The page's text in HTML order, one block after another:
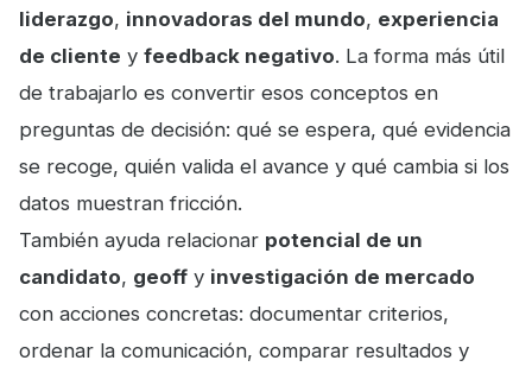
liderazgo, innovadoras del mundo, experiencia
de cliente y feedback negativo. La forma más útil
de trabajarlo es convertir esos conceptos en
preguntas de decisión: qué se espera, qué evidencia
se recoge, quién valida el avance y qué cambia si los
datos muestran fricción.
También ayuda relacionar potencial de un
candidato, geoff y investigación de mercado
con acciones concretas: documentar criterios,
ordenar la comunicación, comparar resultados y